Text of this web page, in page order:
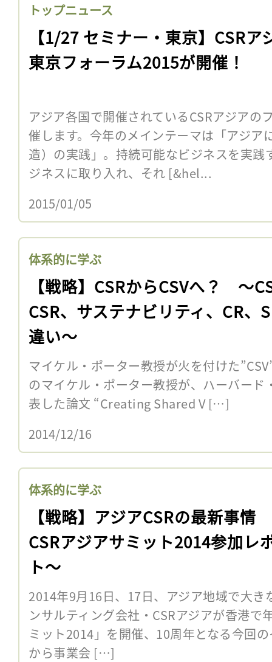
トップニュース
【1/27 セミナー・東京】CSRア
東京フォーラム2015が開催！
アジア各国で開催されているCSRアジアの
催します。今年のメインテーマは「アジア
造）の実践」。持続可能なビジネスを実践
ジネスに取り入れ、それ [&hel...
2015/01/05
体系的に学ぶ
【戦略】CSRからCSVへ？ 〜
CSR、サステナビリティ、CR、
違い〜
マイケル・ポーター教授が火を付けた
のマイケル・ポーター教授が、ハーバー
表した論文 “Creating Shared V […]
2014/12/16
体系的に学ぶ
【戦略】アジアCSRの最新事
CSRアジアサミット2014参加レ
ト〜
2014年9月16日、17日、アジア地域で大き
ンサルティング会社・CSRアジアが香港で
ミット2014」を開催、10周年となる今回
から事業会 […]